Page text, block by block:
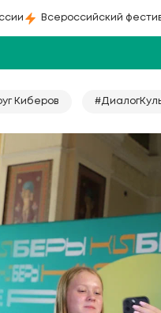
Всероссийский
Киберов